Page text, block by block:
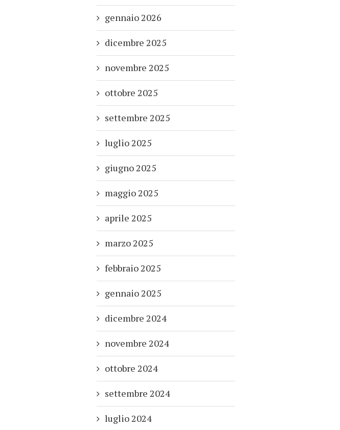
gennaio 2026
dicembre 2025
novembre 2025
ottobre 2025
settembre 2025
luglio 2025
giugno 2025
maggio 2025
aprile 2025
marzo 2025
febbraio 2025
gennaio 2025
dicembre 2024
novembre 2024
ottobre 2024
settembre 2024
luglio 2024